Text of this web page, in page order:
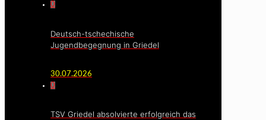
0
Deutsch-tschechische
Jugendbegegnung in Griedel
30.07.2026
0
TSV Griedel absolvierte erfolgreich das